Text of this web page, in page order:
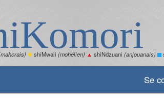
✽shiMwali (mohélien) ▲ shiNdzuani (anjouanais)
Se